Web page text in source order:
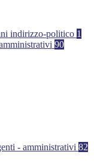
indirizzo-politico 1
90
- amministrativi 82